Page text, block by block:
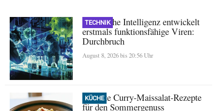
TECHNIK
Künstliche Intelligenz entwickelt
erstmals funktionsfähige Viren:
Durchbruch
August 8, 2026 bis 20:56 Uhr
KÜCHE
Perfekte Curry-Maissalat-Rezepte
für den Sommergenuss